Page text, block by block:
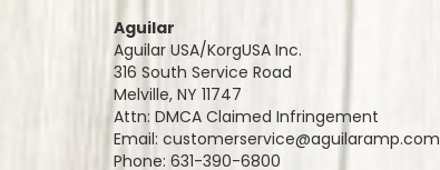
Aguilar
Aguilar USA/KorgUSA Inc.
316 South Service Road
Melville, NY 11747
Attn: DMCA Claimed Infringement
Email: customerservice@aguilaramp.com
Phone: 631-390-6800